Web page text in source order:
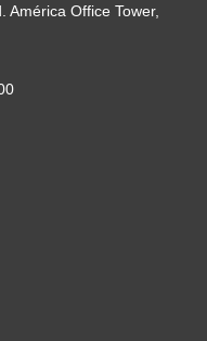
América Office Tower,